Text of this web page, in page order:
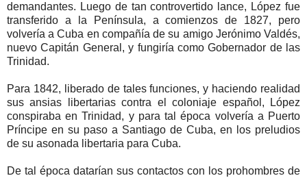
demandantes. Luego de tan controvertido lance, López fue
transferido a la Península, a comienzos de 1827, pero
volvería a Cuba en compañía de su amigo Jerónimo Valdés,
nuevo Capitán General, y fungiría como Gobernador de las
Trinidad.
Para 1842, liberado de tales funciones, y haciendo realidad
sus ansias libertarias contra el coloniaje español, López
conspiraba en Trinidad, y para tal época volvería a Puerto
Príncipe en su paso a Santiago de Cuba, en los preludios
de su asonada libertaria para Cuba.
De tal época datarían sus contactos con los prohombres de